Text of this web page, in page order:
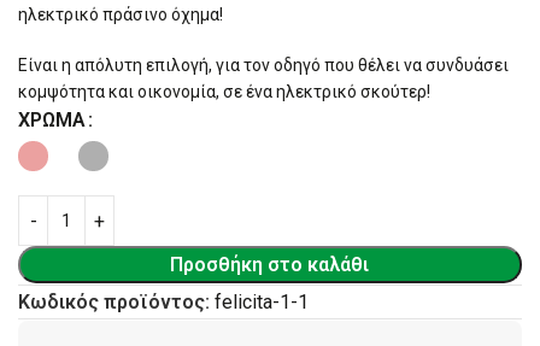
ηλεκτρικό πράσινο όχημα!
Είναι η απόλυτη επιλογή, για τον οδηγό που θέλει να συνδυάσει
κομψότητα και οικονομία, σε ένα ηλεκτρικό σκούτερ!
ΧΡΏΜΑ
Προσθήκη στο καλάθι
Κωδικός προϊόντος: felicita-1-1